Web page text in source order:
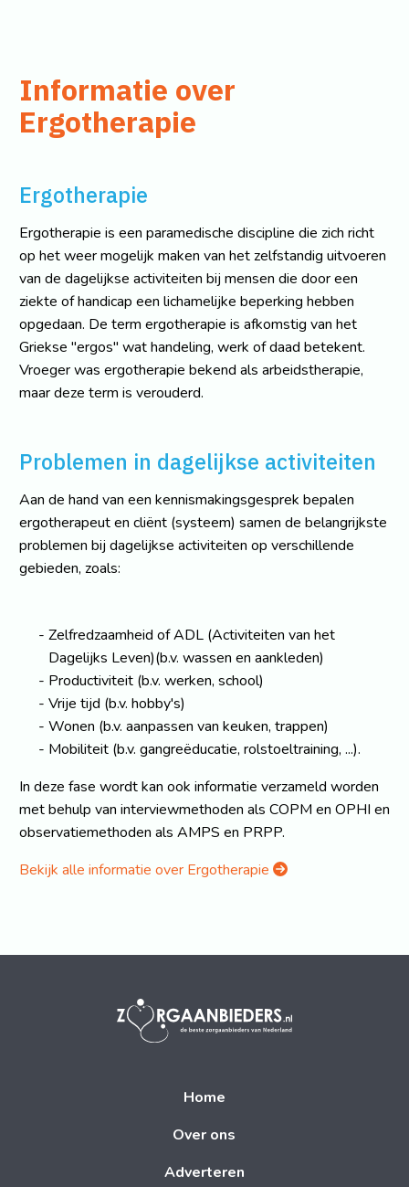
Informatie over
Ergotherapie
Ergotherapie
Ergotherapie is een paramedische discipline die zich richt
op het weer mogelijk maken van het zelfstandig uitvoeren
van de dagelijkse activiteiten bij mensen die door een
ziekte of handicap een lichamelijke beperking hebben
opgedaan. De term ergotherapie is afkomstig van het
Griekse "ergos" wat handeling, werk of daad betekent.
Vroeger was ergotherapie bekend als arbeidstherapie,
maar deze term is verouderd.
Problemen in dagelijkse activiteiten
Aan de hand van een kennismakingsgesprek bepalen
ergotherapeut en cliënt (systeem) samen de belangrijkste
problemen bij dagelijkse activiteiten op verschillende
gebieden, zoals:
Zelfredzaamheid of ADL (Activiteiten van het
Dagelijks Leven)(b.v. wassen en aankleden)
Productiviteit (b.v. werken, school)
Vrije tijd (b.v. hobby's)
Wonen (b.v. aanpassen van keuken, trappen)
Mobiliteit (b.v. gangreëducatie, rolstoeltraining, ...).
In deze fase wordt kan ook informatie verzameld worden
met behulp van interviewmethoden als COPM en OPHI en
observatiemethoden als AMPS en PRPP.
Bekijk alle informatie over Ergotherapie
Home
Over ons
Adverteren